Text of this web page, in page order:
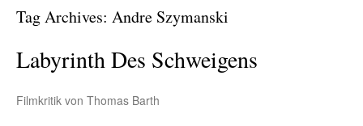
Tag Archives: Andre Szymanski
Labyrinth Des Schweigens
Filmkritik von Thomas Barth